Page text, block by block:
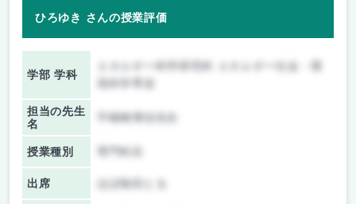
ひろゆき さんの授業評価
学部 学科
エネルギー科学研究科 エネルギー社会・環
担当の先生
名
宇根崎博信先生
授業種別
出席 ほぼ毎回とる